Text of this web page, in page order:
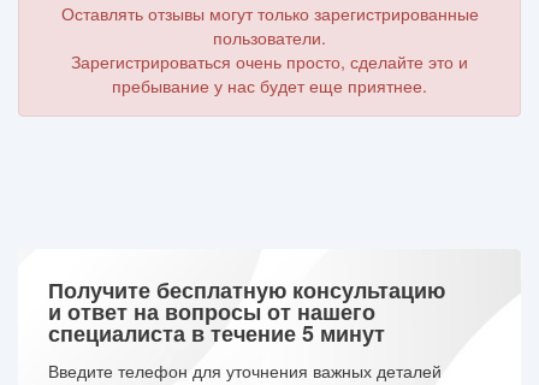
Оставлять отзывы могут только зарегистрированные
пользователи.
Зарегистрироваться очень просто, сделайте это и
пребывание у нас будет еще приятнее.
Получите бесплатную консультацию
и ответ на вопросы от нашего
специалиста в течение 5 минут
Введите телефон для уточнения важных деталей